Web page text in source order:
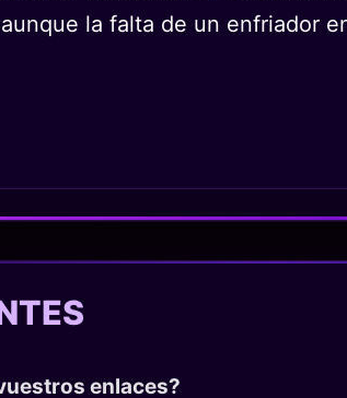
la falta de un enfriador
enlaces?